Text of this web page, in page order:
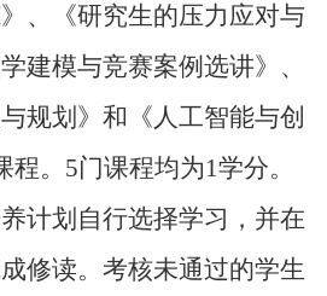
、《研究生的压力应对与
建模与竞赛案例选讲》、
规划》和《人工智能与创
。 5门课程均为1学分。
计划自行选择学习，并在
修读。考核未通过的学生